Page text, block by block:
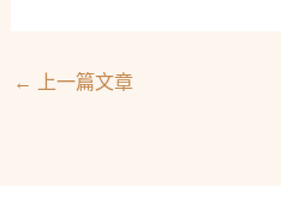
← 上一篇文章